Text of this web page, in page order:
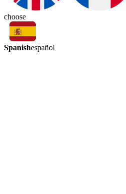
choose
Spanishespañol